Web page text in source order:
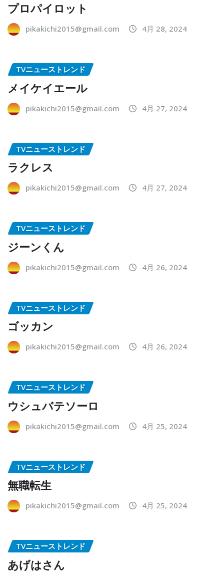
プロパイロット
pikakichi2015@gmail.com 4月 28, 2024
TVニューストレンド
メイケイエール
pikakichi2015@gmail.com 4月 27, 2024
TVニューストレンド
ラクレス
pikakichi2015@gmail.com 4月 27, 2024
TVニューストレンド
ジーンくん
pikakichi2015@gmail.com 4月 26, 2024
TVニューストレンド
ゴッカン
pikakichi2015@gmail.com 4月 26, 2024
TVニューストレンド
ウシュバテソーロ
pikakichi2015@gmail.com 4月 25, 2024
TVニューストレンド
無職転生
pikakichi2015@gmail.com 4月 25, 2024
TVニューストレンド
あげはさん